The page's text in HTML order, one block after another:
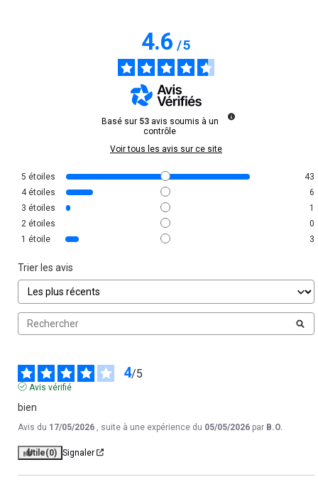
4.6/5
Basé sur 53 avis soumis à un
contrôle
Voir tous les avis sur ce site
5 étoiles
43
4 étoiles
6
3 étoiles
1
2 étoiles
0
1 étoile 3
Trier les avis
4/5
Avis vérifié
bien
Avis du 17/05/2026 , suite à une expérience du 05/05/2026 par B.O.
Utile(0) Signaler